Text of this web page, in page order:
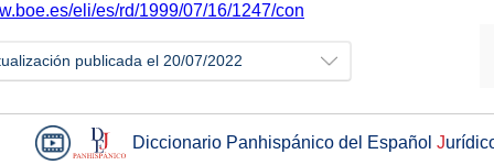
eli/es/rd/1999/07/16/1247/con
publicada el 20/07/2022
Diccionario Panhispánico del Español J